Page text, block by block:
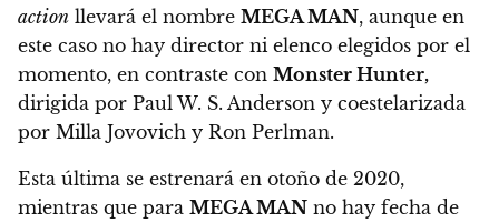
action llevará el nombre MEGA MAN, aunque en
este caso no hay director ni elenco elegidos por el
momento, en contraste con Monster Hunter,
dirigida por Paul W. S. Anderson y coestelarizada
por Milla Jovovich y Ron Perlman.
Esta última se estrenará en otoño de 2020,
mientras que para MEGA MAN no hay fecha de